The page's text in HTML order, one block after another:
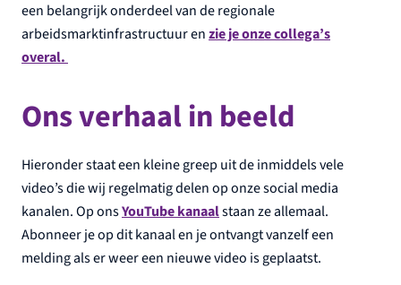
een belangrijk onderdeel van de regionale
arbeidsmarktinfrastructuur enzie je onze collega’s
overal.
Ons verhaal in beeld
Hieronder staat een kleine greep uit de inmiddels vele
video’s die wij regelmatig delen op onze social media
kanalen. Op onsYouTube kanaalstaan ze allemaal.
Abonneer je op dit kanaal en je ontvangt vanzelf een
melding als er weer een nieuwe video is geplaatst.